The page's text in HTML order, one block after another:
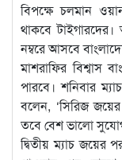
বিপক্ষে চলমান
থাকবে
নম্বরে আসবে
মাশরাফির বিশ্বাস
পারবে। শনিবার
বলেন, ‘সিরিজ
তবে বেশ ভালো
দ্বিতীয় ম্যাচ জয়ের